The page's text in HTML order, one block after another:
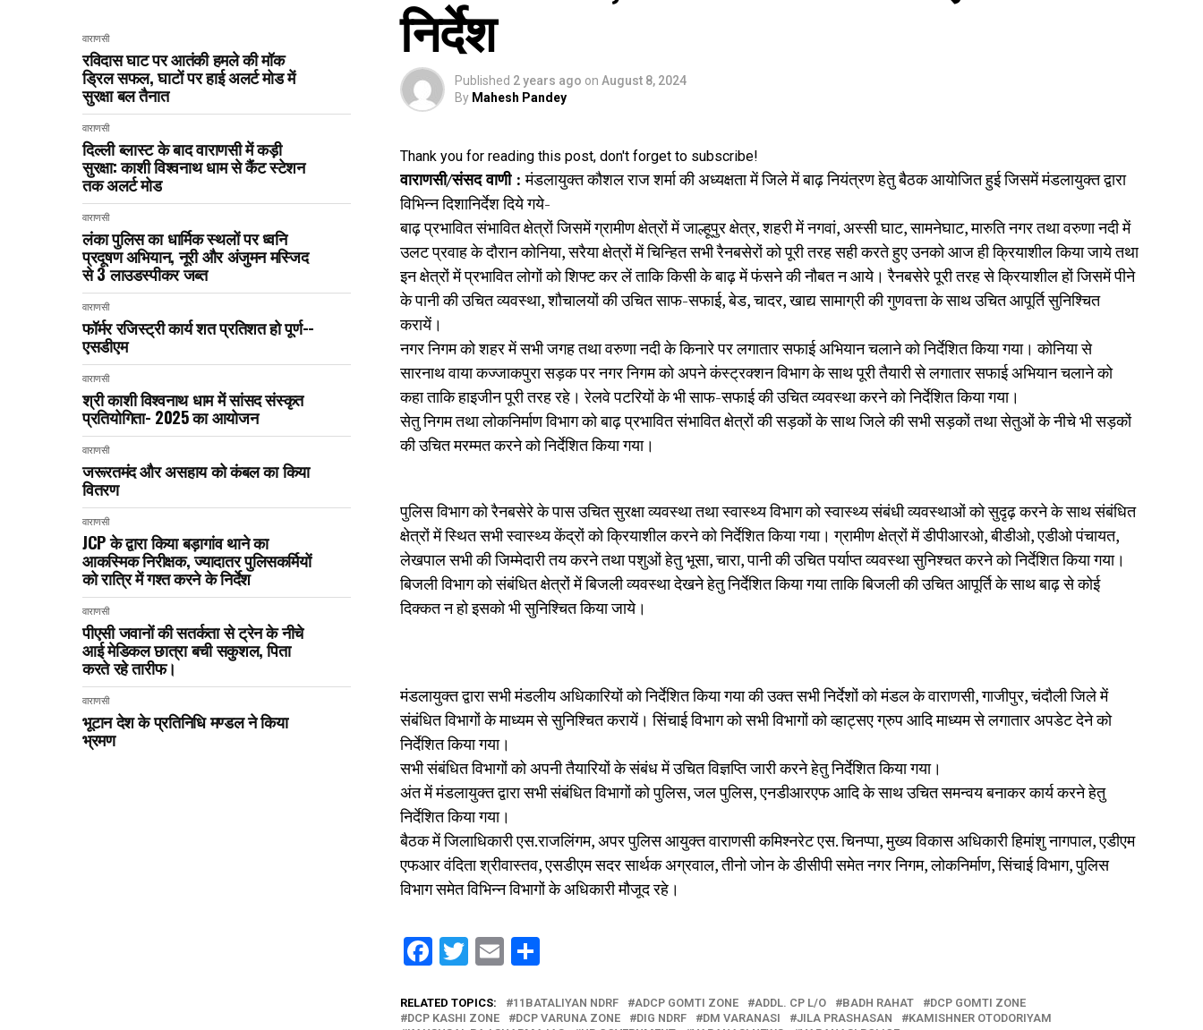
वाराणसी
रविदास घाट पर आतंकी हमले की मॉक
ड्रिल सफल, घाटों पर हाई अलर्ट मोड में
सुरक्षा बल तैनात
वाराणसी
दिल्ली ब्लास्ट के बाद वाराणसी में कड़ी
सुरक्षा: काशी विश्वनाथ धाम से कैंट स्टेशन
तक अलर्ट मोड
वाराणसी
लंका पुलिस का धार्मिक स्थलों पर ध्वनि
प्रदूषण अभियान, नूरी और अंजुमन मस्जिद
से 3 लाउडस्पीकर जब्त
वाराणसी
फॉर्मर रजिस्ट्री कार्य शत प्रतिशत हो पूर्ण--
एसडीएम
वाराणसी
श्री काशी विश्वनाथ धाम में सांसद संस्कृत
प्रतियोगिता- 2025 का आयोजन
वाराणसी
जरूरतमंद और असहाय को कंबल का किया
वितरण
वाराणसी
JCP के द्वारा किया बड़ागांव थाने का
आकस्मिक निरीक्षक, ज्यादातर पुलिसकर्मियों
को रात्रि में गश्त करने के निर्देश
वाराणसी
पीएसी जवानों की सतर्कता से ट्रेन के नीचे
आई मेडिकल छात्रा बची सकुशल, पिता
करते रहे तारीफ।
वाराणसी
भूटान देश के प्रतिनिधि मण्डल ने किया
भ्रमण
निर्देश
Published 2 years ago on August 8, 2024
By Mahesh Pandey
Thank you for reading this post, don't forget to subscribe!
वाराणसी/संसद वाणी :मंडलायुक्त कौशल राज शर्मा की अध्यक्षता में जिले में बाढ़ नियंत्रण हेतु बैठक आयोजित हुई जिसमें मंडलायुक्त द्वारा
विभिन्न दिशानिर्देश दिये गये-
बाढ़ प्रभावित संभावित क्षेत्रों जिसमें ग्रामीण क्षेत्रों में जाल्हूपुर क्षेत्र, शहरी में नगवां, अस्सी घाट, सामनेघाट, मारुति नगर तथा वरुणा नदी में
उलट प्रवाह के दौरान कोनिया, सरैया क्षेत्रों में चिन्हित सभी रैनबसेरों को पूरी तरह सही करते हुए उनको आज ही क्रियाशील किया जाये तथा
इन क्षेत्रों में प्रभावित लोगों को शिफ्ट कर लें ताकि किसी के बाढ़ में फंसने की नौबत न आये। रैनबसेरे पूरी तरह से क्रियाशील हों जिसमें पीने
के पानी की उचित व्यवस्था, शौचालयों की उचित साफ-सफाई, बेड, चादर, खाद्य सामाग्री की गुणवत्ता के साथ उचित आपूर्ति सुनिश्चित
करायें।
नगर निगम को शहर में सभी जगह तथा वरुणा नदी के किनारे पर लगातार सफाई अभियान चलाने को निर्देशित किया गया। कोनिया से
सारनाथ वाया कज्जाकपुरा सड़क पर नगर निगम को अपने कंस्ट्रक्शन विभाग के साथ पूरी तैयारी से लगातार सफाई अभियान चलाने को
कहा ताकि हाइजीन पूरी तरह रहे। रेलवे पटरियों के भी साफ-सफाई की उचित व्यवस्था करने को निर्देशित किया गया।
सेतु निगम तथा लोकनिर्माण विभाग को बाढ़ प्रभावित संभावित क्षेत्रों की सड़कों के साथ जिले की सभी सड़कों तथा सेतुओं के नीचे भी सड़कों
की उचित मरम्मत करने को निर्देशित किया गया।
पुलिस विभाग को रैनबसेरे के पास उचित सुरक्षा व्यवस्था तथा स्वास्थ्य विभाग को स्वास्थ्य संबंधी व्यवस्थाओं को सुदृढ़ करने के साथ संबंधित
क्षेत्रों में स्थित सभी स्वास्थ्य केंद्रों को क्रियाशील करने को निर्देशित किया गया। ग्रामीण क्षेत्रों में डीपीआरओ, बीडीओ, एडीओ पंचायत,
लेखपाल सभी की जिम्मेदारी तय करने तथा पशुओं हेतु भूसा, चारा, पानी की उचित पर्याप्त व्यवस्था सुनिश्चत करने को निर्देशित किया गया।
बिजली विभाग को संबंधित क्षेत्रों में बिजली व्यवस्था देखने हेतु निर्देशित किया गया ताकि बिजली की उचित आपूर्ति के साथ बाढ़ से कोई
दिक्कत न हो इसको भी सुनिश्चित किया जाये।
मंडलायुक्त द्वारा सभी मंडलीय अधिकारियों को निर्देशित किया गया की उक्त सभी निर्देशों को मंडल के वाराणसी, गाजीपुर, चंदौली जिले में
संबंधित विभागों के माध्यम से सुनिश्चित करायें। सिंचाई विभाग को सभी विभागों को व्हाट्सए ग्रुप आदि माध्यम से लगातार अपडेट देने को
निर्देशित किया गया।
सभी संबंधित विभागों को अपनी तैयारियों के संबंध में उचित विज्ञप्ति जारी करने हेतु निर्देशित किया गया।
अंत में मंडलायुक्त द्वारा सभी संबंधित विभागों को पुलिस, जल पुलिस, एनडीआरएफ आदि के साथ उचित समन्वय बनाकर कार्य करने हेतु
निर्देशित किया गया।
बैठक में जिलाधिकारी एस.राजलिंगम, अपर पुलिस आयुक्त वाराणसी कमिश्नरेट एस. चिनप्पा, मुख्य विकास अधिकारी हिमांशु नागपाल, एडीएम
एफआर वंदिता श्रीवास्तव, एसडीएम सदर सार्थक अग्रवाल, तीनो जोन के डीसीपी समेत नगर निगम, लोकनिर्माण, सिंचाई विभाग, पुलिस
विभाग समेत विभिन्न विभागों के अधिकारी मौजूद रहे।
Facebook
Twitter
Email
RELATED TOPICS: 11BATALIYAN NDRF ADCP GOMTI ZONE ADDL. CP L/O BADH RAHAT
DCP GOMTI ZONE
DCP KASHI ZONE
DCP VARUNA ZONE DIG NDRF DM VARANASI JILA PRASHASAN
KAMISHNER OTODORIYAM